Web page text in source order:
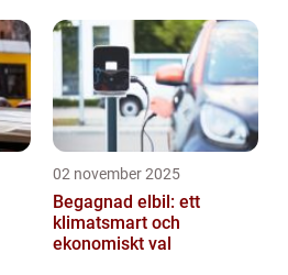
02 november 2025
Begagnad elbil: ett
klimatsmart och
ekonomiskt val